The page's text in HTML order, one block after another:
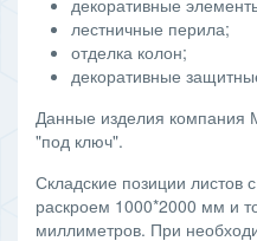
декоративные
лестничные перила;
отделка колон;
декоративные
Данные изделия компания
"под ключ".
Складские позиции листов с
раскроем 1000*2000 мм и
миллиметров. При